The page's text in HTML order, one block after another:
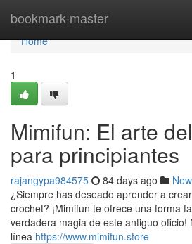
bookmark-master
Home
Home
1
Mimifun: El arte
para principiantes
rajangypa984575 84 days ago
¿Siempre has deseado aprender a
crochet? ¡Mimifun te ofrece una forma
verdadera magia de este antiguo oficio!
línea https://www.mimifun.store